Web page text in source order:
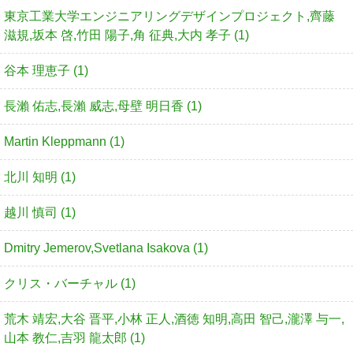
東京工業大学エンジニアリングデザインプロジェクト,齊藤
滋規,坂本 啓,竹田 陽子,角 征典,大内 孝子 (1)
谷本 理恵子 (1)
長瀨 佑志,長瀨 威志,母壁 明日香 (1)
Martin Kleppmann (1)
北川 知明 (1)
越川 慎司 (1)
Dmitry Jemerov,Svetlana Isakova (1)
クリス・バーチャル (1)
荒木 靖宏,大谷 晋平,小林 正人,酒徳 知明,高田 智己,瀧澤 与一,
山本 教仁,吉羽 龍太郎 (1)